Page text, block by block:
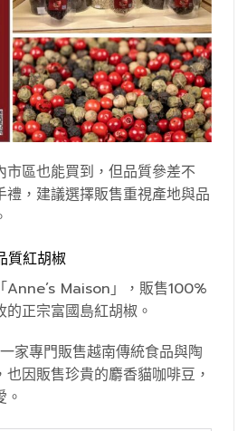
市區也能買到，但品質參差不
禮，建議選擇販售重視產地與品
質紅胡椒
Anne’s Maison」，販售100%
正宗富國島紅胡椒。
家專門販售越南傳統食品與陶
因販售珍貴的麝香貓咖啡豆，